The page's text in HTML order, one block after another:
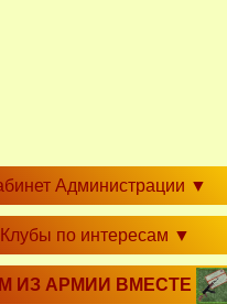
Администрации ▼
Клубы по интересам ▼
ИЗ АРМИИ ВМЕСТЕ